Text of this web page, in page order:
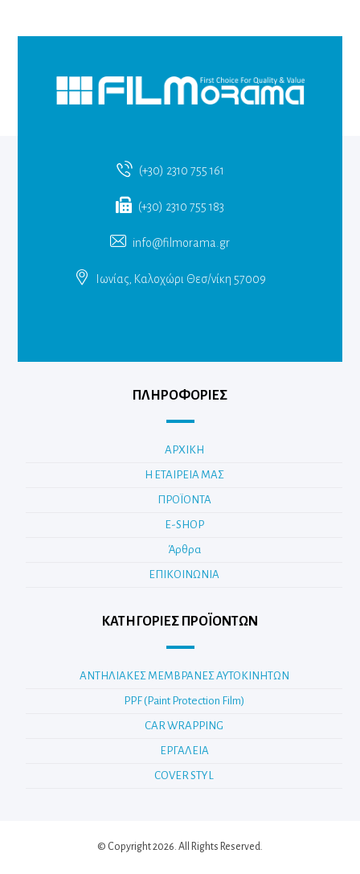
(+30) 2310 755 161
(+30) 2310 755 183
info@filmorama.gr
Ιωνίας, Καλοχώρι Θεσ/νίκη 57009
ΠΛΗΡΟΦΟΡΙΕΣ
ΑΡΧΙΚΗ
Η ΕΤΑΙΡΕΙΑ ΜΑΣ
ΠΡΟΪΟΝΤΑ
E-SHOP
Άρθρα
ΕΠΙΚΟΙΝΩΝΙΑ
ΚΑΤΗΓΟΡΊΕΣ ΠΡΟΪΌΝΤΩΝ
ΑΝΤΗΛΙΑΚΕΣ ΜΕΜΒΡΑΝΕΣ ΑΥΤΟΚΙΝΗΤΩΝ
PPF (Paint Protection Film)
CAR WRAPPING
ΕΡΓΑΛΕΙΑ
COVER STYL
© Copyright 2026. All Rights Reserved.